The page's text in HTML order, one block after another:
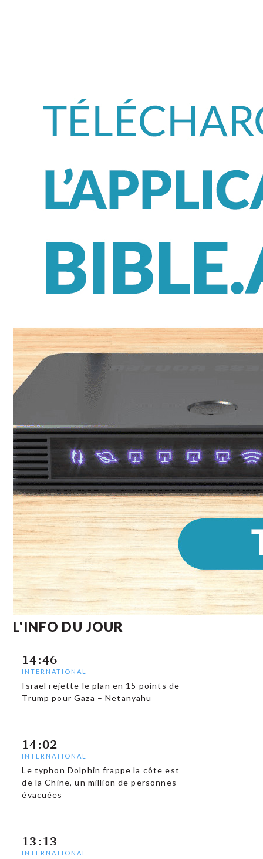
L'INFO DU JOUR
14:46
INTERNATIONAL
Israël rejette le plan en 15 points de
Trump pour Gaza – Netanyahu
14:02
INTERNATIONAL
Le typhon Dolphin frappe la côte est
de la Chine, un million de personnes
évacuées
13:13
INTERNATIONAL